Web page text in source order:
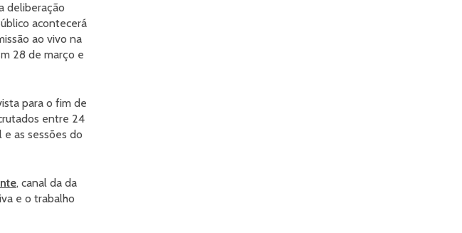
deliberação
acontecerá
ao vivo na
28 de março e
para o fim de
entre 24
as sessões do
, canal da da
e o trabalho